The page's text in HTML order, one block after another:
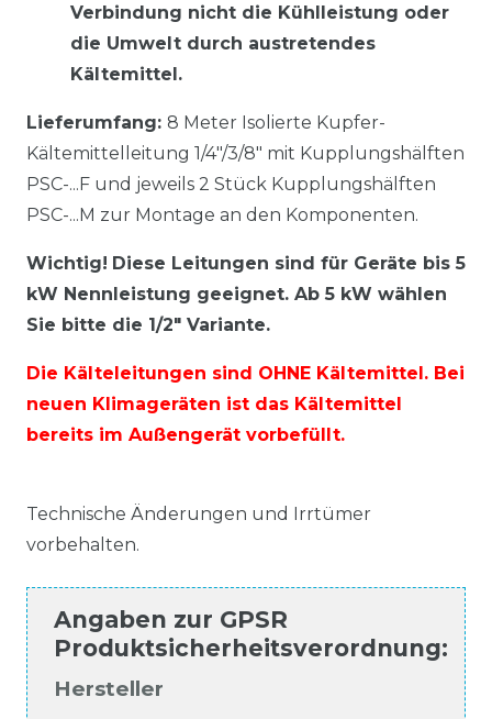
Verbindung nicht die Kühlleistung oder
die Umwelt durch austretendes
Kältemittel.
Lieferumfang: 8 Meter Isolierte Kupfer-
Kältemittelleitung 1/4"/3/8" mit Kupplungshälften
PSC-...F und jeweils 2 Stück Kupplungshälften
PSC-...M zur Montage an den Komponenten.
Wichtig! Diese Leitungen sind für Geräte bis 5
kW Nennleistung geeignet. Ab 5 kW wählen
Sie bitte die 1/2" Variante.
Die Kälteleitungen sind OHNE Kältemittel. Bei
neuen Klimageräten ist das Kältemittel
bereits im Außengerät vorbefüllt.
Technische Änderungen und Irrtümer
vorbehalten.
Angaben zur GPSR
Produktsicherheitsverordnung:
Hersteller